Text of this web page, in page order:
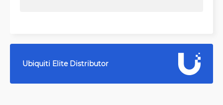
Ubiquiti Elite Distributor